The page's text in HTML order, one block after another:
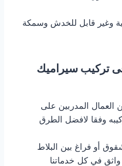
وغير قابل للخدش وسمكة
تركيب سيراميك
العمال المدربين على
وفقا لافضل الطرق
أو فراغ بين البلاط
واثق في كل خدماتنا